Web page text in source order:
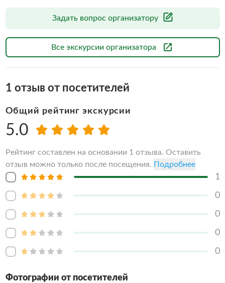
• являемся официальный перевозчиком;
• своя диспетчерская служба;
• водители проходят ежедневный врачебный осмотр на
яркими впечатлениями.
эмоции!
Задать вопрос организатору
Все экскурсии организатора
1 отзыв от посетителей
Общий рейтинг экскурсии
5.0
Рейтинг составлен на основании 1 отзыва. Оставить
отзыв можно только после посещения. Подробнее
1
0
0
0
0
Фотографии от посетителей